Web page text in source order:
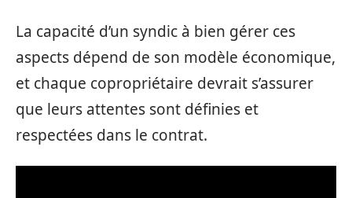
La capacité d’un syndic à bien gérer ces
aspects dépend de son modèle économique,
et chaque copropriétaire devrait s’assurer
que leurs attentes sont définies et
respectées dans le contrat.